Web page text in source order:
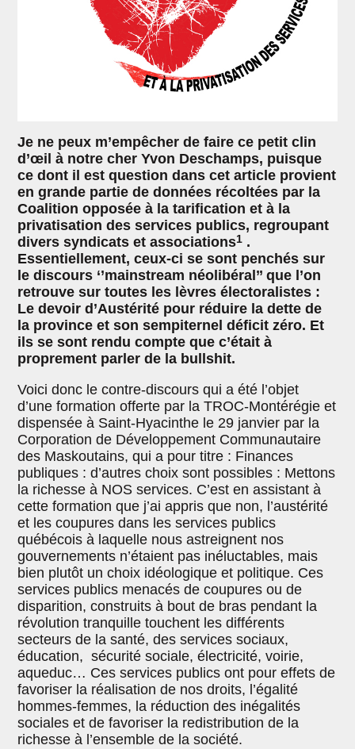
Je ne peux m’empêcher de faire ce petit clin
d’œil à notre cher Yvon Deschamps, puisque
ce dont il est question dans cet article provient
en grande partie de données récoltées par la
Coalition opposée à la tarification et à la
privatisation des services publics, regroupant
divers syndicats et associations1 .
Essentiellement, ceux-ci se sont penchés sur
le discours ‘’mainstream néolibéral’’ que l’on
retrouve sur toutes les lèvres électoralistes :
Le devoir d’Austérité pour réduire la dette de
la province et son sempiternel déficit zéro. Et
ils se sont rendu compte que c’était à
proprement parler de la bullshit.
Voici donc le contre-discours qui a été l’objet
d’une formation offerte par la TROC-Montérégie et
dispensée à Saint-Hyacinthe le 29 janvier par la
Corporation de Développement Communautaire
des Maskoutains, qui a pour titre : Finances
publiques : d’autres choix sont possibles : Mettons
la richesse à NOS services. C’est en assistant à
cette formation que j’ai appris que non, l’austérité
et les coupures dans les services publics
québécois à laquelle nous astreignent nos
gouvernements n’étaient pas inéluctables, mais
bien plutôt un choix idéologique et politique. Ces
services publics menacés de coupures ou de
disparition, construits à bout de bras pendant la
révolution tranquille touchent les différents
secteurs de la santé, des services sociaux,
éducation, sécurité sociale, électricité, voirie,
aqueduc… Ces services publics ont pour effets de
favoriser la réalisation de nos droits, l’égalité
hommes-femmes, la réduction des inégalités
sociales et de favoriser la redistribution de la
richesse à l’ensemble de la société.